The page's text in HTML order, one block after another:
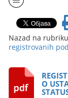
Nazad na rubriku
registrovanih
O